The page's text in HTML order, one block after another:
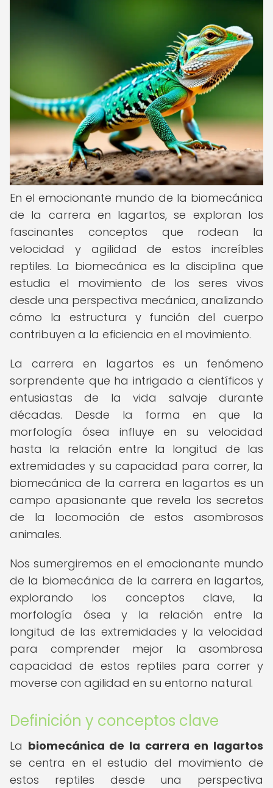
En el emocionante mundo de la biomecánica
de la carrera en lagartos, se exploran los
fascinantes conceptos que rodean la
velocidad y agilidad de estos increíbles
reptiles. La biomecánica es la disciplina que
estudia el movimiento de los seres vivos
desde una perspectiva mecánica, analizando
cómo la estructura y función del cuerpo
contribuyen a la eficiencia en el movimiento.
La carrera en lagartos es un fenómeno
sorprendente que ha intrigado a científicos y
entusiastas de la vida salvaje durante
décadas. Desde la forma en que la
morfología ósea influye en su velocidad
hasta la relación entre la longitud de las
extremidades y su capacidad para correr, la
biomecánica de la carrera en lagartos es un
campo apasionante que revela los secretos
de la locomoción de estos asombrosos
animales.
Nos sumergiremos en el emocionante mundo
de la biomecánica de la carrera en lagartos,
explorando los conceptos clave, la
morfología ósea y la relación entre la
longitud de las extremidades y la velocidad
para comprender mejor la asombrosa
capacidad de estos reptiles para correr y
moverse con agilidad en su entorno natural.
Definición y conceptos clave
La biomecánica de la carrera en lagartos
se centra en el estudio del movimiento de
estos reptiles desde una perspectiva